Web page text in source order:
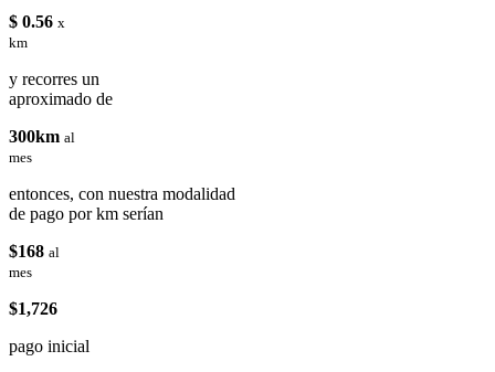
$ 0.56 x
km
y recorres un
aproximado de
300km al
mes
entonces, con nuestra modalidad
de pago por km serían
$168 al
mes
$1,726
pago inicial